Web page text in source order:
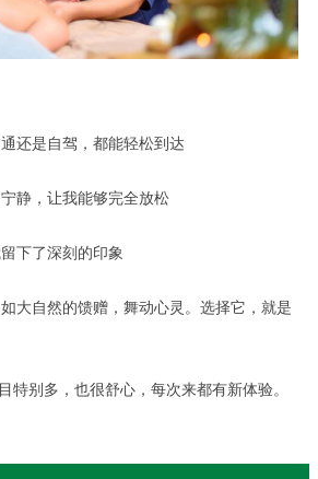
是自驾，都能轻松到达
，让我能够完全放松
下了深刻的印象
自然的馈赠，舞动心灵。选择它，就是
别多，也很舒心，每次来都有新体验。